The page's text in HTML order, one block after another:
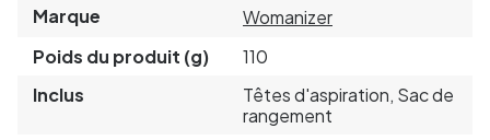
Marque
Womanizer
Poids du produit (g)
110
Inclus
Têtes d'aspiration, Sac de
rangement